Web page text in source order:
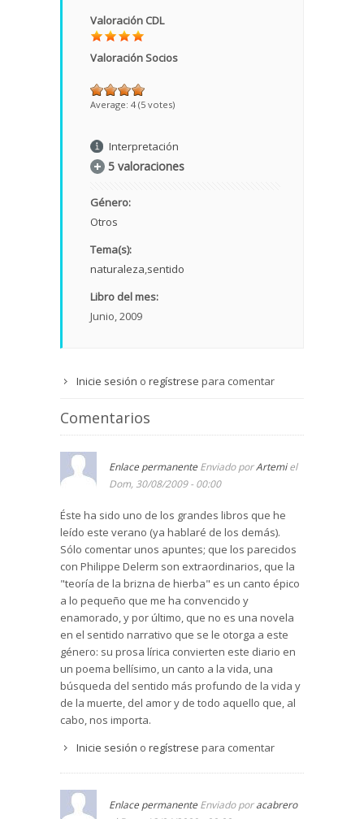
Valoración CDL
Valoración Socios
Average: 4 (5 votes)
Interpretación
5 valoraciones
Género:
Otros
Tema(s):
naturaleza sentido
Libro del mes:
Junio, 2009
Inicie sesión o regístrese para comentar
Comentarios
Enlace permanente Enviado porArtemiel
Dom, 30/08/2009 - 00:00
Éste ha sido uno de los grandes libros que he
leído este verano (ya hablaré de los demás).
Sólo comentar unos apuntes; que los parecidos
con Philippe Delerm son extraordinarios, que la
"teoría de la brizna de hierba" es un canto épico
a lo pequeño que me ha convencido y
enamorado, y por último, que no es una novela
en el sentido narrativo que se le otorga a este
género: su prosa lírica convierten este diario en
un poema bellísimo, un canto a la vida, una
búsqueda del sentido más profundo de la vida y
de la muerte, del amor y de todo aquello que, al
cabo, nos importa.
Inicie sesión o regístrese para comentar
Enlace permanente Enviado poracabrero